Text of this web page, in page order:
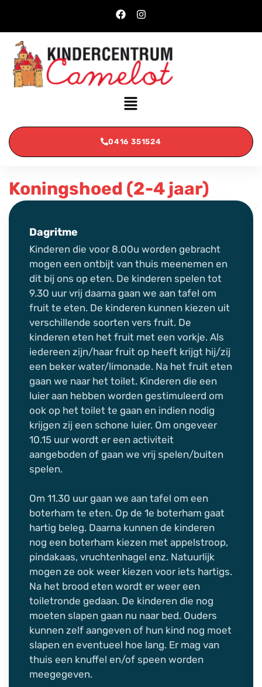
0416 351524
Koningshoed (2-4 jaar)
Dagritme
Kinderen die voor 8.00u worden gebracht
mogen een ontbijt van thuis meenemen en
dit bij ons op eten. De kinderen spelen tot
9.30 uur vrij daarna gaan we aan tafel om
fruit te eten. De kinderen kunnen kiezen uit
verschillende soorten vers fruit. De
kinderen eten het fruit met een vorkje. Als
iedereen zijn/haar fruit op heeft krijgt hij/zij
een beker water/limonade. Na het fruit eten
gaan we naar het toilet. Kinderen die een
luier aan hebben worden gestimuleerd om
ook op het toilet te gaan en indien nodig
krijgen zij een schone luier. Om ongeveer
10.15 uur wordt er een activiteit
aangeboden of gaan we vrij spelen/buiten
spelen.
Om 11.30 uur gaan we aan tafel om een
boterham te eten. Op de 1e boterham gaat
hartig beleg. Daarna kunnen de kinderen
nog een boterham kiezen met appelstroop,
pindakaas, vruchtenhagel enz. Natuurlijk
mogen ze ook weer kiezen voor iets hartigs.
Na het brood eten wordt er weer een
toiletronde gedaan. De kinderen die nog
moeten slapen gaan nu naar bed. Ouders
kunnen zelf aangeven of hun kind nog moet
slapen en eventueel hoe lang. Er mag van
thuis een knuffel en/of speen worden
meegegeven.